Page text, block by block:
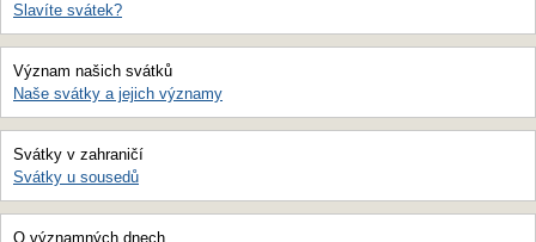
Slavíte svátek?
Význam našich svátků
Naše svátky a jejich významy
Svátky v zahraničí
Svátky u sousedů
O významných dnech